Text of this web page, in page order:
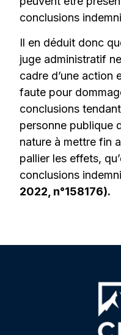
conclusions
Il en déduit donc
juge administratif
cadre d’une action
faute pour
conclusions
personne publique
nature à mettre fin
pallier les effets,
conclusions
2022, n°158176).